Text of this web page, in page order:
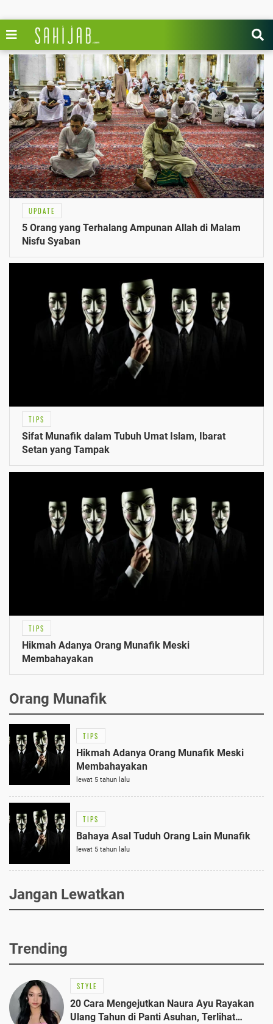
UPDATE
5 Orang yang Terhalang Ampunan Allah di Malam
Nisfu Syaban
TIPS
Sifat Munafik dalam Tubuh Umat Islam, Ibarat
Setan yang Tampak
TIPS
Hikmah Adanya Orang Munafik Meski
Membahayakan
Orang Munafik
TIPS
Hikmah Adanya Orang Munafik Meski
Membahayakan
lewat 5 tahun lalu
TIPS
Bahaya Asal Tuduh Orang Lain Munafik
lewat 5 tahun lalu
Jangan Lewatkan
Trending
STYLE
20 Cara Mengejutkan Naura Ayu Rayakan
Ulang Tahun di Panti Asuhan, Terlihat